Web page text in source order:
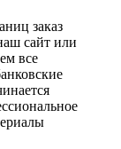
заказ
сайт или
все